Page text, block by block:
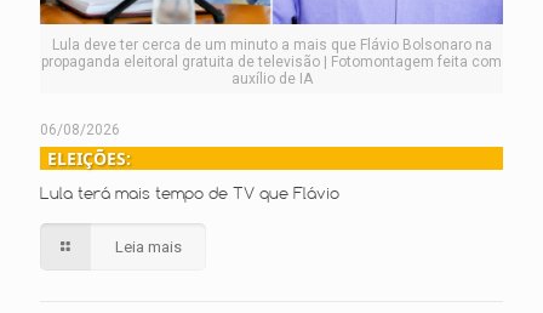
Lula deve ter cerca de um minuto a mais que Flávio Bolsonaro na
propaganda eleitoral gratuita de televisão | Fotomontagem feita com
auxílio de IA
06/08/2026
ELEIÇÕES:
Lula terá mais tempo de TV que Flávio
Leia mais